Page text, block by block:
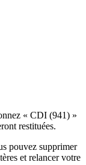
« CDI (941) »
restituées.
pouvez supprimer
et relancer votre